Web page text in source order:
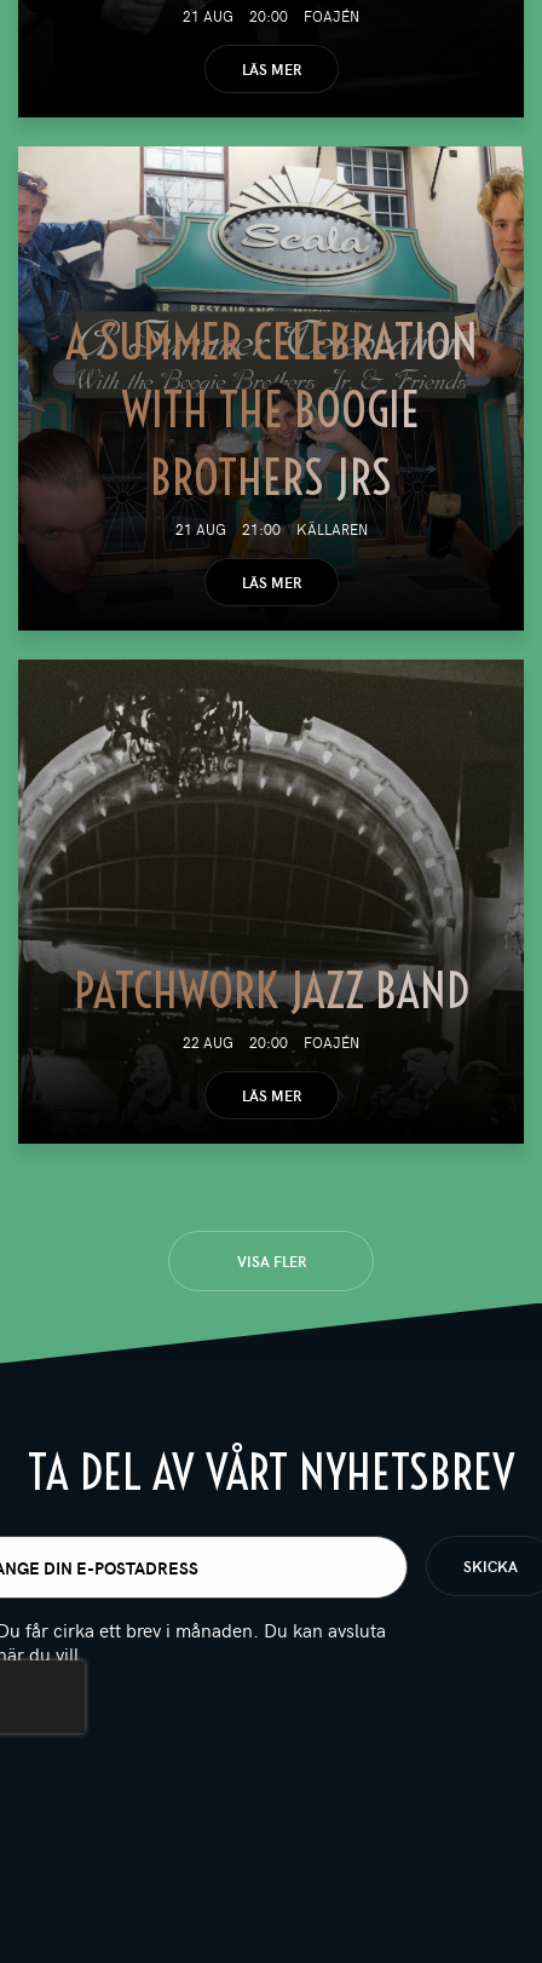
21 AUG 20:00 FOAJÉN
LÄS MER
A SUMMER CELEBRATION
WITH THE BOOGIE
BROTHERS JRS
21 AUG 21:00 KÄLLAREN
LÄS MER
PATCHWORK JAZZ BAND
22 AUG 20:00 FOAJÉN
LÄS MER
VISA FLER
TA DEL AV VÅRT NYHETSBREV
får cirka ett brev i månaden. Du kan avsluta
du vill.